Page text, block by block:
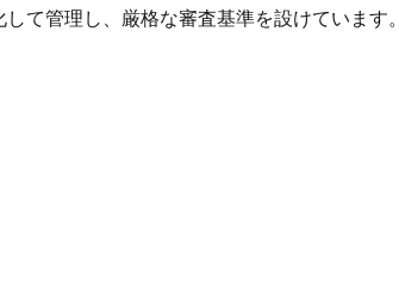
て管理し、厳格な審査基準を設けています。